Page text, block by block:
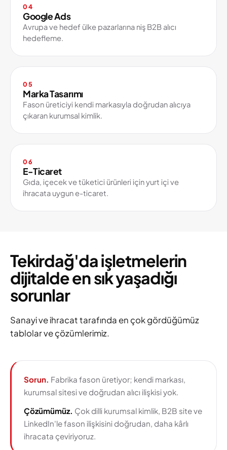
04
Google Ads
Avrupa ve hedef ülke pazarlarına niş B2B alıcı
hedefleme.
05
Marka Tasarımı
Fason üreticiyi kendi markasıyla doğrudan alıcıya
çıkaran kurumsal kimlik.
06
E-Ticaret
Gıda, içecek ve tüketici ürünleri için yurt içi ve
ihracata uygun e-ticaret.
Tekirdağ'da işletmelerin
dijitalde en sık yaşadığı
sorunlar
Sanayi ve ihracat tarafında en çok gördüğümüz
tablolar ve çözümlerimiz.
Sorun. Fabrika fason üretiyor; kendi markası,
kurumsal sitesi ve doğrudan alıcı ilişkisi yok.
Çözümümüz. Çok dilli kurumsal kimlik, B2B site ve
LinkedIn'le fason ilişkisini doğrudan, daha kârlı
ihracata çeviriyoruz.